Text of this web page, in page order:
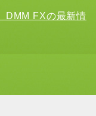
DMM FXの最新情